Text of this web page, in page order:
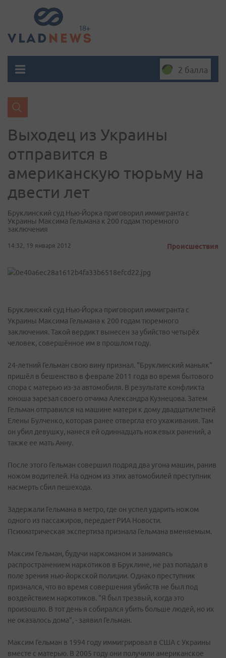
2 балла
Выходец из Украины
отправится в
американскую тюрьму на
двести лет
Бруклинский суд Нью-Йорка приговорил иммигранта с
Украины Максима Гельмана к 200 годам тюремного
заключения
14:32, 19 января 2012 Происшествия
Бруклинский суд Нью-Йорка приговорил иммигранта с
Украины Максима Гельмана к 200 годам тюремного
заключения. Такой вердикт вынесен за убийство четырёх
человек, совершённое им в прошлом году.
24-летний Гельман свою вину признал. "Бруклинский маньяк"
пришёл в бешенство в феврале 2011 года во время бытового
спора с матерью из-за автомобиля. В результате конфликта
юноша зарезал своего отчима Александра Кузнецова. Затем
Гельман отправился на машине матери к дому двадцатилетней
Елены Булченко, которая ранее отвергла его ухаживания. Там
он убил девушку, нанеся ей одиннадцать ножевых ранений, а
также ее мать Анну.
После этого Гельман совершил подряд два угона машин, ранив
ножом водителей. На одном из этих автомобилей преступник
насмерть сбил пешехода.
Задержали Гельмана в метро, где он успел ударить ножом
одного из пассажиров, передает РИА Новости.
Психиатрическая экспертиза признала Гельмана вменяемым.
Максим Гельман, будучи наркоманом и занимаясь
распространением наркотиков в Бруклине, не раз попадал в
поле зрения нью-йоркской полиции. Однако преступник
признался, что во время совершения убийств не был под
воздействием наркотиков. "Я был трезвый, когда это
произошло. В тот день я собирался убить больше людей, но их
не оказалось дома", - заявил Гельман.
Максим Гельман в 1994 году иммигрировал в США с Украины
вместе с матерью. В 2005 году они получили американское